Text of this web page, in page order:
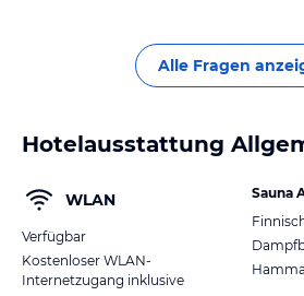
Alle Fragen
Hotelausstattung
WLAN
Verfügbar
Kostenloser WLAN-
Internetzugang inklusive
Sauna